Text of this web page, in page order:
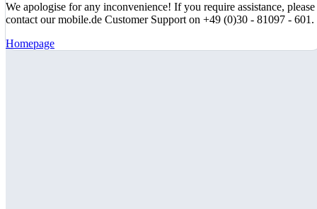
We apologise for any inconvenience! If you require assistance, please
contact our mobile.de Customer Support on +49 (0)30 - 81097 - 601.
Homepage